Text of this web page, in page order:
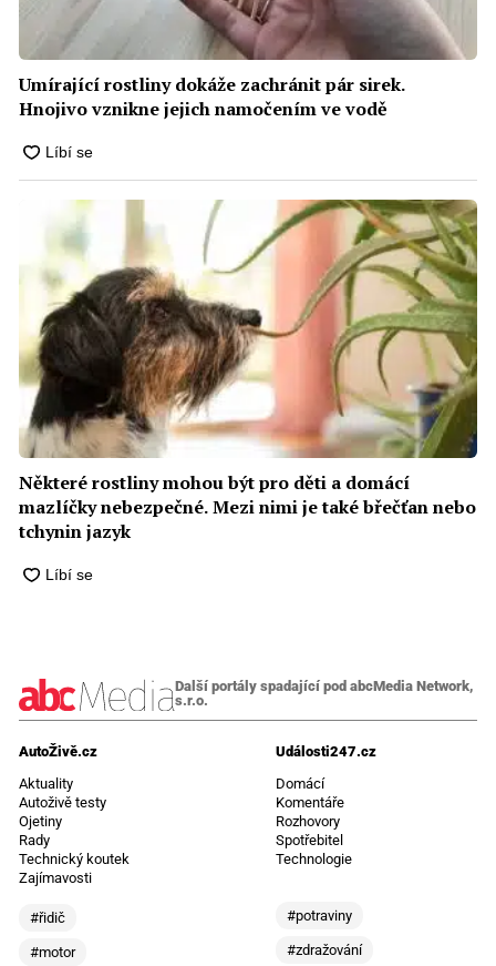
Umírající rostliny dokáže zachránit pár sirek.
Hnojivo vznikne jejich namočením ve vodě
Některé rostliny mohou být pro děti a domácí
mazlíčky nebezpečné. Mezi nimi je také břečťan nebo
tchynin jazyk
Další portály spadající pod abcMedia Network,
s.r.o.
AutoŽivě.cz
Aktuality
Autoživě testy
Ojetiny
Rady
Technický koutek
Zajímavosti
#řidič
#motor
Události247.cz
Domácí
Komentáře
Rozhovory
Spotřebitel
Technologie
#potraviny
#zdražování